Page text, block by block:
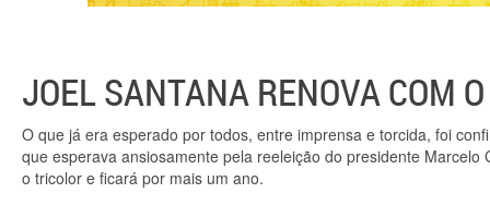
JOEL SANTANA RENOVA COM
O que já era esperado por todos, entre imprensa e torcida, foi
que esperava ansiosamente pela reeleição do presidente
o tricolor e ficará por mais um ano.